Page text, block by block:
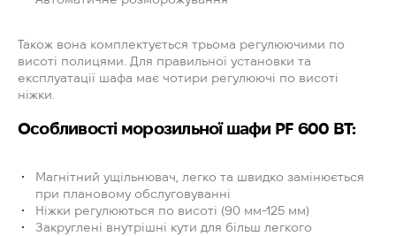
Також вона комплектується трьома регулюючими по
висоті полицями. Для правильної установки та
експлуатації шафа має чотири регулюючі по висоті
ніжки.
Особливості морозильної шафи PF 600 BT:
Магнітний ущільнювач, легко та швидко замінюється
при плановому обслуговуванні
Ніжки регулюються по висоті (90 мм-125 мм)
Закруглені внутрішні кути для більш легкого